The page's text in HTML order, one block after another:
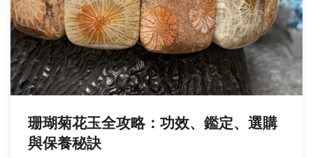
珊瑚菊花玉全攻略：功效、鑑定、選購
與保養秘訣